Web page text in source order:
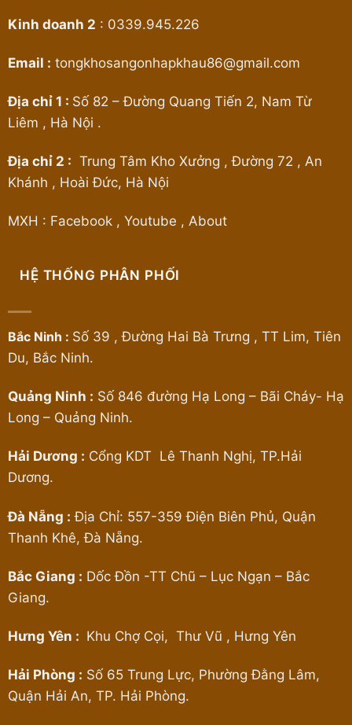
Kinh doanh 2 : 0339.945.226
Email : tongkhosangonhapkhau86@gmail.com
Địa chỉ 1 : Số 82 – Đường Quang Tiến 2, Nam Từ
Liêm , Hà Nội .
Địa chỉ 2 : Trung Tâm Kho Xưởng , Đường 72 , An
Khánh , Hoài Đức, Hà Nội
MXH : Facebook , Youtube , About
HỆ THỐNG PHÂN PHỐI
Bắc Ninh : Số 39 , Đường Hai Bà Trưng , TT Lim, Tiên
Du, Bắc Ninh.
Quảng Ninh : Số 846 đường Hạ Long – Bãi Cháy- Hạ
Long – Quảng Ninh.
Hải Dương : Cổng KDT Lê Thanh Nghị, TP.Hải
Dương.
Đà Nẵng : Địa Chỉ: 557-359 Điện Biên Phủ, Quận
Thanh Khê, Đà Nẵng.
Bắc Giang : Dốc Đồn -TT Chũ – Lục Ngạn – Bắc
Giang.
Hưng Yên : Khu Chợ Cọi, Thư Vũ , Hưng Yên
Hải Phòng : Số 65 Trung Lực, Phường Đằng Lâm,
Quận Hải An, TP. Hải Phòng.